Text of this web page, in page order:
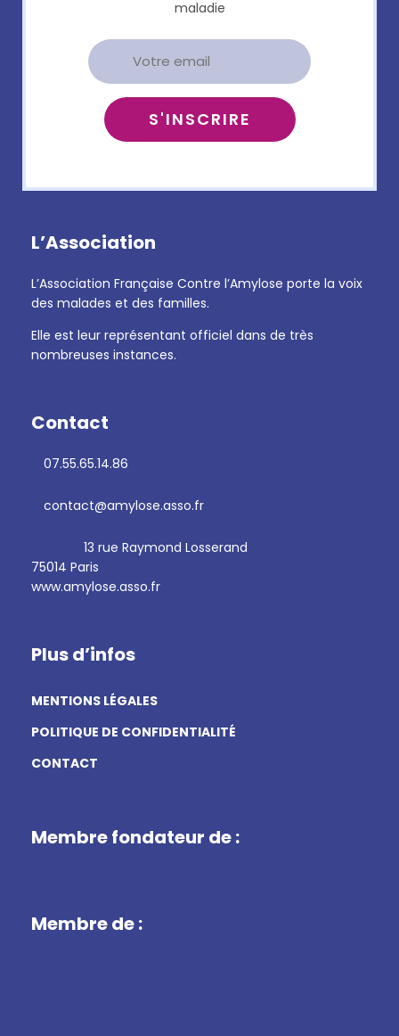
maladie
L’Association
L’Association Française Contre l’Amylose porte la voix
des malades et des familles.
Elle est leur représentant officiel dans de très
nombreuses instances.
Contact
07.55.65.14.86
contact@amylose.asso.fr
13 rue Raymond Losserand
75014 Paris
www.amylose.asso.fr
Plus d’infos
MENTIONS LÉGALES
POLITIQUE DE CONFIDENTIALITÉ
CONTACT
Membre fondateur de :
Membre de :